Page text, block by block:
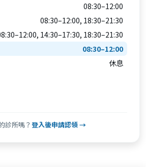
08:30–12:00
08:30–12:00, 18:30–21:30
14:30–17:30, 18:30–21:30
08:30–12:00
休息
診所嗎？ 登入後申請認領 →